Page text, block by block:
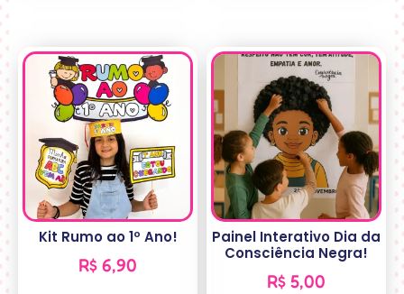
Kit Rumo ao 1º Ano!
R$ 6,90
Painel Interativo Dia da
Consciência Negra!
R$ 5,00